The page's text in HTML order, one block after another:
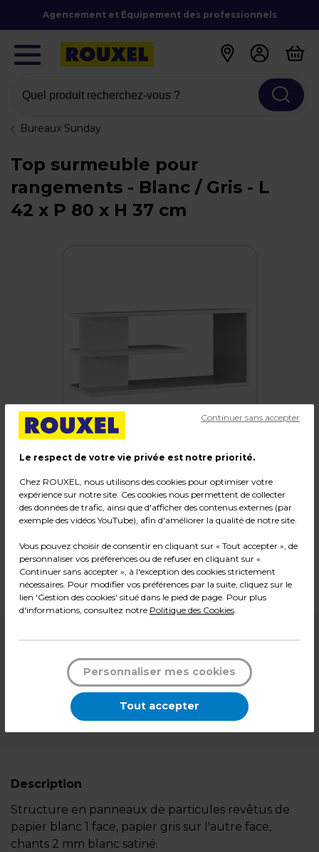
Agencement et Équipement des professionnels
Quel produit recherchez-vous ?
Bureaux Sunday
Top surmeuble pour
rangements - Blanc / Gris - L
42 x P 80 x H 37 cm
Top surmeuble pour rangements
Couleur : Blanc / Gris
Dimensions : L 42 x P 80 x H 37 cm
Poids : 13,50 kg
DISPONIBLE SUR COMMANDE
NOUS CONSULTER
Sur commande
*Des frais de livraison et d'emballage peuvent s'ajouter.
Description
Structure en panneaux de particules revêtus de
papier blanc 1 face, papier gris sur l'autre face,
chants 2 mm blanc satiné.
Le respect de votre vie privée est notre priorité.
Chez ROUXEL, nous utilisons des cookies pour optimiser votre
expérience sur notre site. Ces cookies nous permettent de collecter
des données de trafic, ainsi que d'afficher des contenus externes (par
exemple des vidéos YouTube), afin d'améliorer la qualité de notre site.
Vous pouvez choisir de consentir en cliquant sur « Tout accepter », de
personnaliser vos préférences ou de refuser en cliquant sur «
Continuer sans accepter », à l'exception des cookies strictement
nécessaires. Pour modifier vos préférences par la suite, cliquez sur le
lien 'Gestion des cookies' situé dans le pied de page. Pour plus
d'informations, consultez notre Politique des Cookies.
Continuer sans accepter
Personnaliser mes cookies
Tout accepter